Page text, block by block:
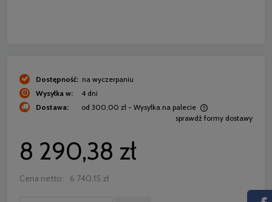
Dostępność: na wyczerpaniu
Wysyłka w:
4 dni
Dostawa:
od 300,00 zł - Wysyłka na palecie
Cena nie zawiera ewentualnych kosztów płatnościsprawdź formy dostawy
8 290,38 zł
Cena netto: 6 740,15 zł